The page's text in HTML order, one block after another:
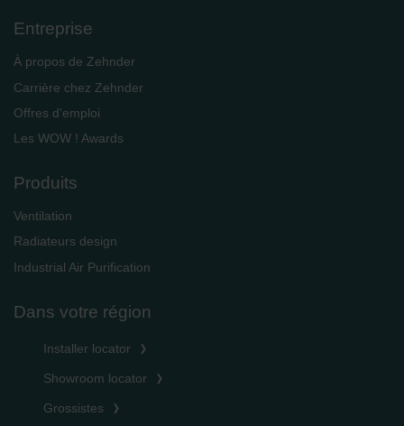
Entreprise
À propos de Zehnder
Carrière chez Zehnder
Offres d'emploi
Les WOW ! Awards
Produits
Ventilation
Radiateurs design
Industrial Air Purification
Dans votre région
Installer locator
Showroom locator
Grossistes